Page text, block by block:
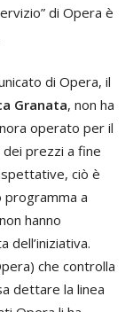
di Opera è
di Opera, il
Granata, non ha
operato per il
dei prezzi a fine
ciò è
programma a
hanno
dell’iniziativa.
che controlla
dettare la linea